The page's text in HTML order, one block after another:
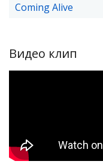
Coming Alive
Видео клип